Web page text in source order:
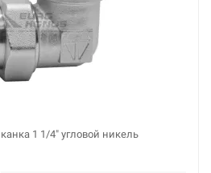
1 1/4" угловой никель